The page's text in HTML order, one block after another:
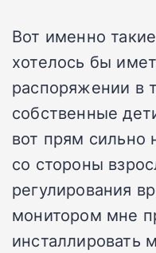
Вот именно
хотелось бы
распоряжении в
собственные
вот прям сильно
со стороны
регулирования
монитором мне
инсталлировать